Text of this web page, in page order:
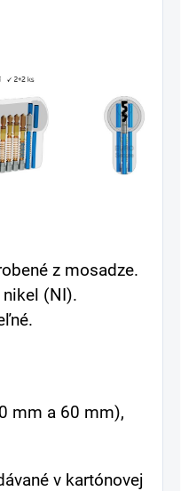
z mosadze.
nikel (NI).
mm a 60 mm),
v kartónovej